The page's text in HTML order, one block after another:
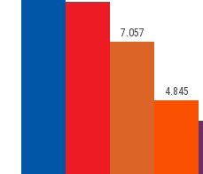
7.057
4.845